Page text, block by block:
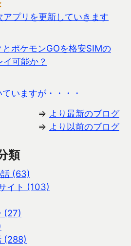
プリを更新していきます
とポケモンGOを格安SIMの
可能か？
いますが・・・・
⇒ より最新のブログ
⇒ より以前のブログ
類
(63)
イト (103)
(27)
(288)